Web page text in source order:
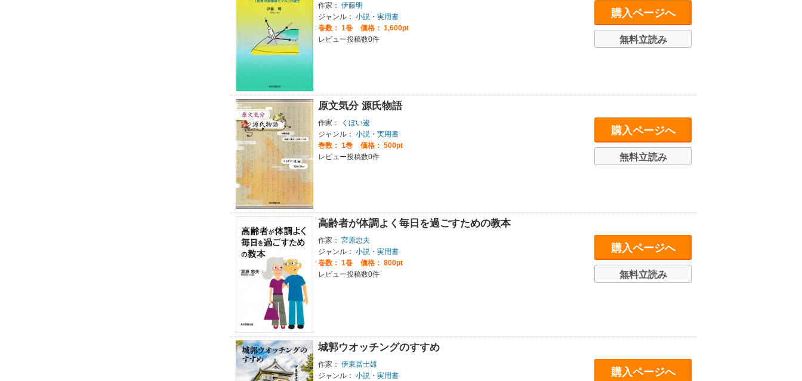
作家： 伊藤明
ジャンル： 小説・実用書
巻数： 1巻
価格： 1,600pt
レビュー投稿数0件
購入ページへ
無料立読み
原文気分 源氏物語
作家：
くぼい逡
ジャンル： 小説・実用書
巻数： 1巻
価格： 500pt
レビュー投稿数0件
購入ページへ
無料立読み
高齢者が体調よく毎日を過ごすための教本
作家： 宮原忠夫
ジャンル： 小説・実用書
巻数： 1巻
価格： 800pt
レビュー投稿数0件
購入ページへ
無料立読み
城郭ウオッチングのすすめ
作家： 伊東冨士雄
ジャンル： 小説・実用書
購入ページへ